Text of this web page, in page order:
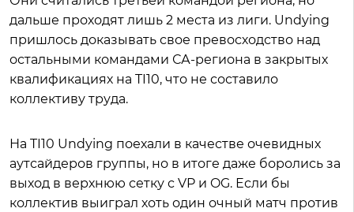
дальше проходят лишь 2 места из лиги. Undying
пришлось доказывать свое превосходство над
остальными командами СА-региона в закрытых
квалификациях на TI10, что не составило
коллективу труда.
На TI10 Undying поехали в качестве очевидных
аутсайдеров группы, но в итоге даже боролись за
выход в верхнюю сетку с VP и OG. Если бы
коллектив выиграл хоть один очный матч против